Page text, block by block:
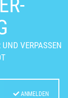
VERPASSEN
ANMELDEN